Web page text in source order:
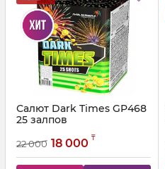
Салют Dark Times GP468
25 залпов
22 000 18 000 ₸